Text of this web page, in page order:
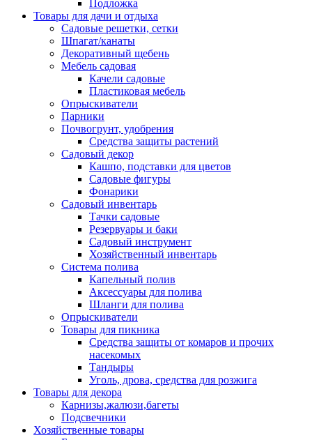
Подложка
Товары для дачи и отдыха
Садовые решетки, сетки
Шпагат/канаты
Декоративный щебень
Мебель садовая
Качели садовые
Пластиковая мебель
Опрыскиватели
Парники
Почвогрунт, удобрения
Средства защиты растений
Садовый декор
Кашпо, подставки для цветов
Садовые фигуры
Фонарики
Садовый инвентарь
Тачки садовые
Резервуары и баки
Садовый инструмент
Хозяйственный инвентарь
Система полива
Капельный полив
Аксессуары для полива
Шланги для полива
Опрыскиватели
Товары для пикника
Средства защиты от комаров и прочих
насекомых
Тандыры
Уголь, дрова, средства для розжига
Товары для декора
Карнизы,жалюзи,багеты
Подсвечники
Хозяйственные товары